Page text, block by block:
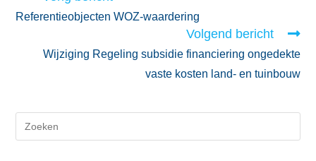
Referentieobjecten WOZ-waardering
Volgend bericht
Wijziging Regeling subsidie financiering ongedekte
vaste kosten land- en tuinbouw